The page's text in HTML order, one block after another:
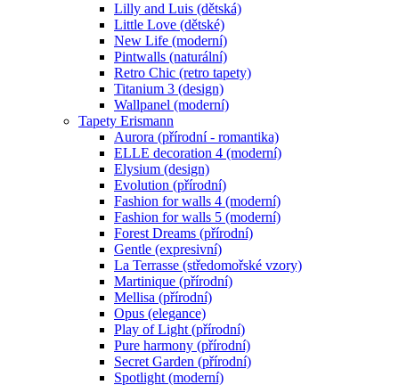
Lilly and Luis (dětská)
Little Love (dětské)
New Life (moderní)
Pintwalls (naturální)
Retro Chic (retro tapety)
Titanium 3 (design)
Wallpanel (moderní)
Tapety Erismann
Aurora (přírodní - romantika)
ELLE decoration 4 (moderní)
Elysium (design)
Evolution (přírodní)
Fashion for walls 4 (moderní)
Fashion for walls 5 (moderní)
Forest Dreams (přírodní)
Gentle (expresivní)
La Terrasse (středomořské vzory)
Martinique (přírodní)
Mellisa (přírodní)
Opus (elegance)
Play of Light (přírodní)
Pure harmony (přírodní)
Secret Garden (přírodní)
Spotlight (moderní)